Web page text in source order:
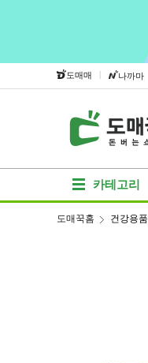
도매매 | 나까마
카테고리
도매꾹홈 건강용품